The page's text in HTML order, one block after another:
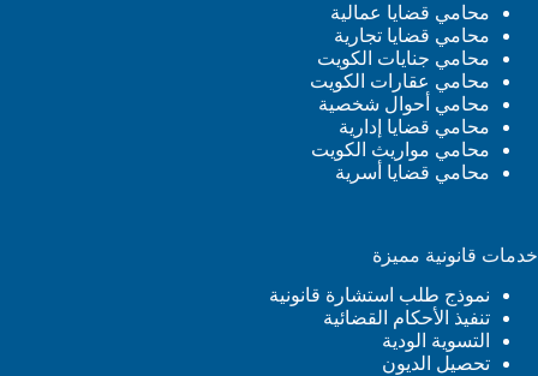
محامي قضايا عمالية
محامي قضايا تجارية
محامي جنايات الكويت
محامي عقارات الكويت
محامي أحوال شخصية
محامي قضايا إدارية
محامي مواريث الكويت
محامي قضايا أسرية
خدمات قانونية مميزة
نموذج طلب استشارة قانونية
تنفيذ الأحكام القضائية
التسوية الودية
تحصيل الديون